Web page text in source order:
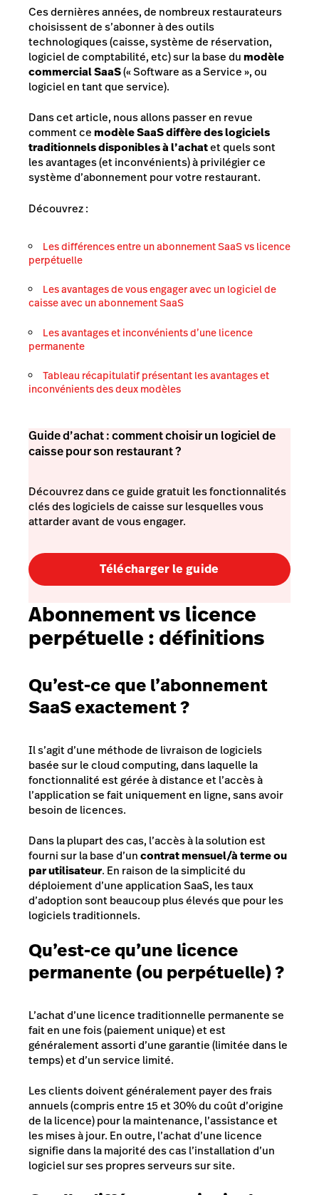
Ces dernières années, de nombreux restaurateurs
choisissent de s’abonner à des outils
technologiques (caisse, système de réservation,
logiciel de comptabilité, etc) sur la base dumodèle
commercial SaaS(«Software as a Service», ou
logiciel en tant que service).
Dans cet article, nous allons passer en revue
comment cemodèle SaaS diffère des logiciels
traditionnels disponibles à l’achatet quels sont
les avantages (et inconvénients) à privilégier ce
système d’abonnement pour votre restaurant.
Découvrez :
Les différences entre un abonnement SaaS vs licence
perpétuelle
Les avantages de vous engager avec un logiciel de
caisse avec un abonnement SaaS
Les avantages et inconvénients d’une licence
permanente
Tableau récapitulatif présentant les avantages et
inconvénients des deux modèles
Guide d’achat : comment choisir un logiciel de
caisse pour son restaurant ?
Découvrez dans ce guide gratuit les fonctionnalités
clés des logiciels de caisse sur lesquelles vous
attarder avant de vous engager.
Télécharger le guide
Abonnement vs licence
perpétuelle : définitions
Qu’est-ce que l’abonnement
SaaS exactement ?
Il s’agit d’une méthode de livraison de logiciels
basée sur le cloud computing, dans laquelle la
fonctionnalité est gérée à distance et l’accès à
l’application se fait uniquement en ligne, sans avoir
besoin de licences.
Dans la plupart des cas, l’accès à la solution est
fourni sur la base d’uncontrat mensuel/à terme ou
par utilisateur. En raison de la simplicité du
déploiement d’une application SaaS, les taux
d’adoption sont beaucoup plus élevés que pour les
logiciels traditionnels.
Qu’est-ce qu’une licence
permanente (ou perpétuelle) ?
L’achat d’une licence traditionnelle permanente se
fait en une fois (paiement unique) et est
généralement assorti d’une garantie (limitée dans le
temps) et d’un service limité.
Les clients doivent généralement payer des frais
annuels (compris entre 15 et 30% du coût d’origine
de la licence) pour la maintenance, l’assistance et
les mises à jour. En outre, l’achat d’une licence
signifie dans la majorité des cas l’installation d’un
logiciel sur ses propres serveurs sur site.